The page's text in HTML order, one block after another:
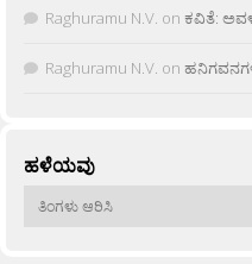
Raghuramu N.V. on ಕವಿತೆ:
Raghuramu N.V. on
ಹಳೆಯವು
ಹಳೆಯವು